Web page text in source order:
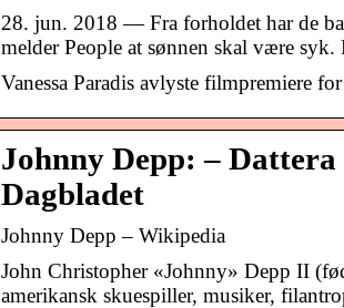
28. jun. 2018 — Fra forholdet har de
melder People at sønnen skal være
Vanessa Paradis avlyste filmpremiere
Johnny Depp: –
Dagbladet
Johnny Depp – Wikipedia
John Christopher «Johnny» Depp II
amerikansk skuespiller, musiker,